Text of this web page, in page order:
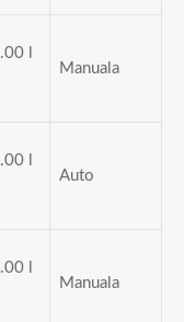
Manuala
Auto
Manuala